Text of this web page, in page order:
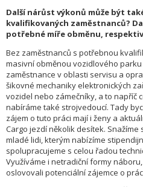
Další nárůst výkonů může být
kvalifikovaných zaměstnanců?
potřebné míře obměnu,
Bez zaměstnanců s potřebnou
masivní obměnou vozidlového
zaměstnance v oblasti servisu a
šikovné mechaniky elektronických
vozidel nebo zámečníky, a to napříč
nabíráme také strojvedoucí. Tady
zájem o tuto práci mají i ženy a
Cargo jezdí několik desítek.
mladé lidi, kterým nabízíme
spolupracujeme s celou řadou
Využíváme i netradiční formy
oslovovali potenciální zájemce o